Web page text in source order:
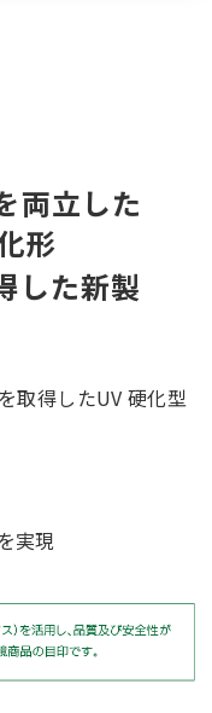
両立した
形
した新製
取得したUV 硬化型
実現